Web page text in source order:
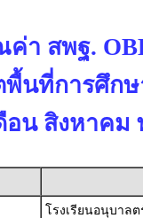
า สพฐ.
พื้นที่การศึก
อน สิงหาคม
โรงเรียนอนุบาล